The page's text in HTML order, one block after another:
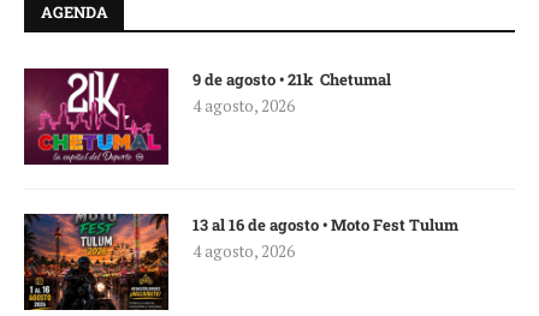
AGENDA
9 de agosto • 21k Chetumal
4 agosto, 2026
13 al 16 de agosto • Moto Fest Tulum
4 agosto, 2026